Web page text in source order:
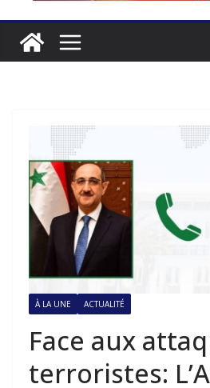
À LA UNE ACTUALITÉ
Face aux
terroristes: